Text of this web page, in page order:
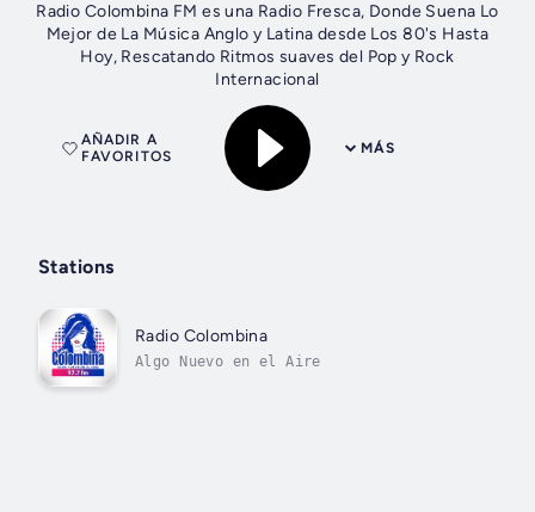
Radio Colombina FM es una Radio Fresca, Donde Suena Lo
Mejor de La Música Anglo y Latina desde Los 80's Hasta
Hoy, Rescatando Ritmos suaves del Pop y Rock
Internacional
MÁS
AÑADIR A
FAVORITOS
Stations
Radio Colombina
Algo Nuevo en el Aire